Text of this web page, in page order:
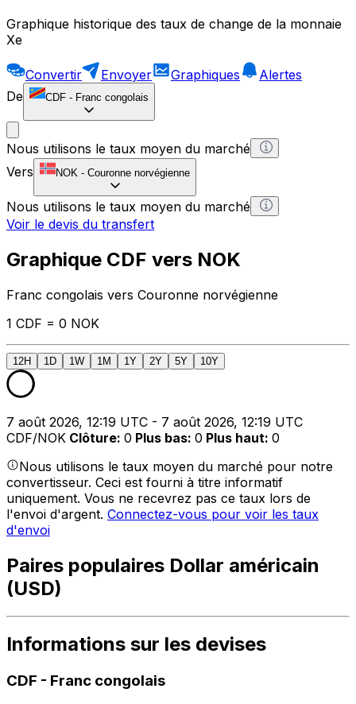
Graphique historique des taux de change de la monnaie
Xe
Convertir Envoyer Graphiques
Alertes
De
CDF - Franc congolais
Nous utilisons le taux moyen du marché
Vers
NOK - Couronne norvégienne
Nous utilisons le taux moyen du marché
Voir le devis du transfert
Graphique CDF vers NOK
Franc congolais vers Couronne norvégienne
1 CDF = 0 NOK
12H 1D 1W 1M 1Y 2Y 5Y 10Y
7 août 2026, 12:19 UTC - 7 août 2026, 12:19 UTC
CDF/NOK Clôture: 0 Plus bas: 0 Plus haut: 0
Nous utilisons le taux moyen du marché pour notre
convertisseur. Ceci est fourni à titre informatif
uniquement. Vous ne recevrez pas ce taux lors de
l'envoi d'argent. Connectez-vous pour voir les taux
d'envoi
Paires populaires Dollar américain
(USD)
Informations sur les devises
CDF - Franc congolais